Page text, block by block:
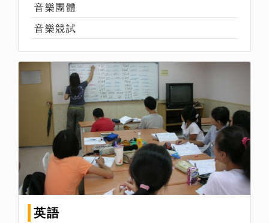
音樂團體
音樂競試
英語